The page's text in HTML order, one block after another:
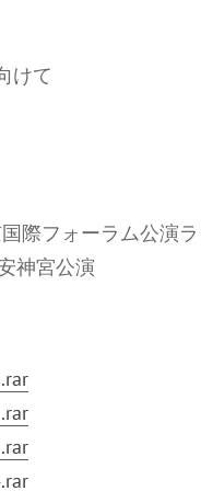
けて
際フォーラム公演
神宮公演